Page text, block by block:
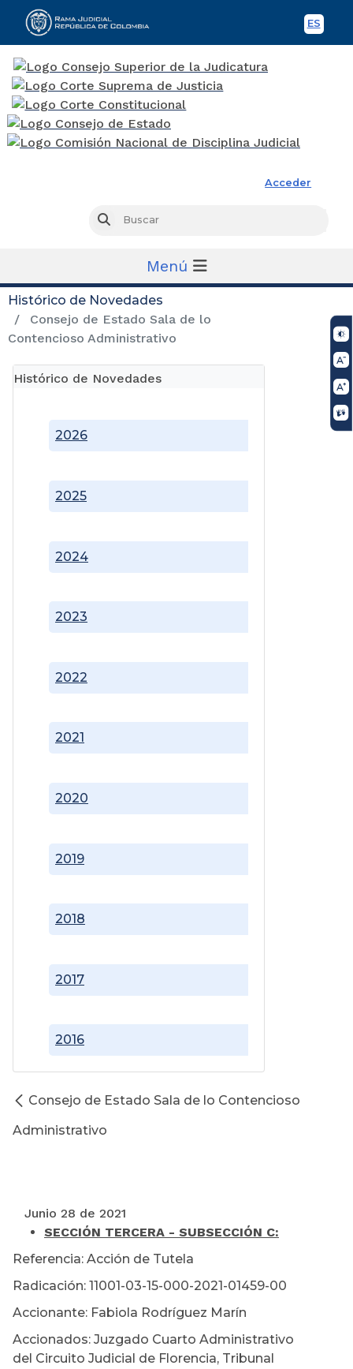
ES
Acceder
Buscar
Menú
Histórico de Novedades
Consejo de Estado Sala de lo
Contencioso Administrativo
Histórico de Novedades
2016
2017
2018
2019
2020
2021
2022
2023
2024
2025
2026
Consejo de Estado Sala de lo Contencioso
Administrativo
Junio 28 de 2021
SECCIÓN TERCERA - SUBSECCIÓN C:
Referencia: Acción de Tutela
Radicación: 11001-03-15-000-2021-01459-00
Accionante: Fabiola Rodríguez Marín
Accionados: Juzgado Cuarto Administrativo
del Circuito Judicial de Florencia, Tribunal